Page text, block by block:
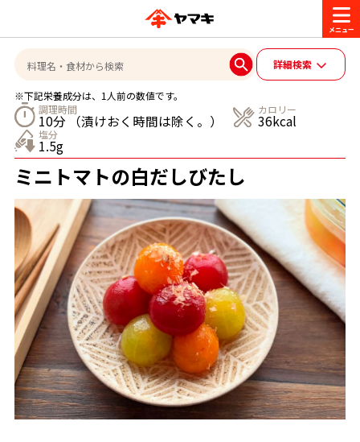
商品情報
ブランド一覧
ヤマキ『めんつゆ』 ヤマキ 割烹白だし
レシピ
おいしいレシピを探す
おいしいレシピトップ
主食レシピ
主菜レシピ
汁物レシピ
時短レシピ
かつお節・だしを楽しむ
かつお節・だしを知る
だしの取り方
かつお節の削り方
かつお節・だしをもっと知る
ヤマキ かつお節プラス®
CM・キャンペーン
CM
キャンペーン一覧
企業・採用情報
企業情報
- 百年対話
- ヤマキ かつお節プラス®
お問い合わせ
ヤマキお客様相談室
オンラインショップ
コミュニティサイト
詳細検索
※下記栄養成分は、1人前の数値です。
調理時間
10分 （漬けおく時間は除く。）
カロリー
36kcal
塩分
1.5g
ミニトマトの白だしびたし